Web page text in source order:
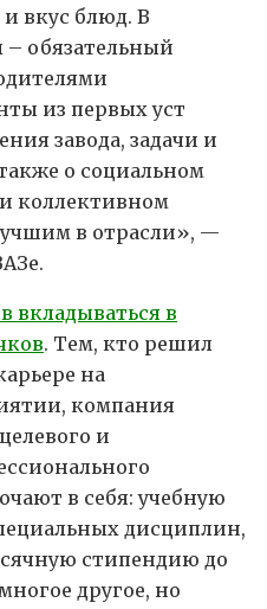
вкус блюд. В
обязательный
из первых уст
завода, задачи и
о социальном
коллективном
в отрасли», —
вкладываться в
. Тем, кто решил
на
компания
и
в себя: учебную
дисциплин,
стипендию до
другое, но